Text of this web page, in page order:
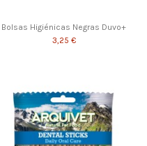
Bolsas Higiénicas Negras Duvo+
3,25 €